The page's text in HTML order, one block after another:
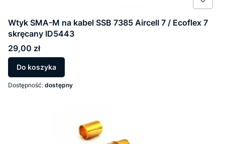
Wtyk SMA-M na kabel SSB 7385 Aircell 7 / Ecoflex 7
skręcany ID5443
Cena
29,00 zł
Do koszyka
Dostępność: dostępny